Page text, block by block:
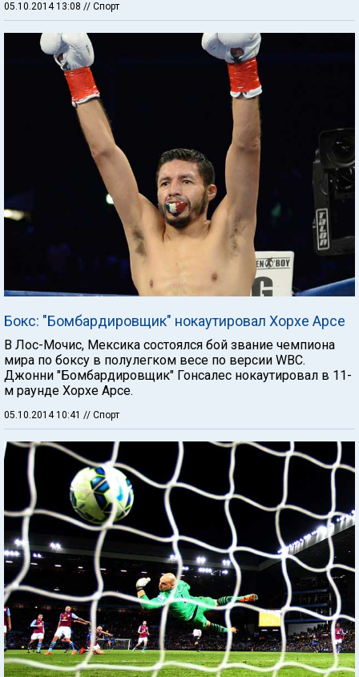
05.10.2014 13:08 // Спорт
Бокс: "Бомбардировщик" нокаутировал Хорхе Арсе
В Лос-Мочис, Мексика состоялся бой звание чемпиона
мира по боксу в полулегком весе по версии WBC.
Джонни "Бомбардировщик" Гонсалес нокаутировал в 11-
м раунде Хорхе Арсе.
05.10.2014 10:41 // Спорт